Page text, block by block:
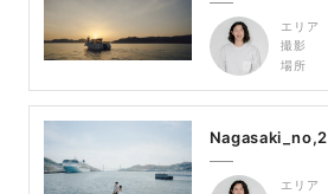
エリア
撮影
場所
Nagasaki_no,2
エリア